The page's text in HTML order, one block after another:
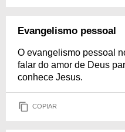
Evangelismo pessoal
O evangelismo pessoal
falar do amor de Deus
conhece Jesus.
COPIAR